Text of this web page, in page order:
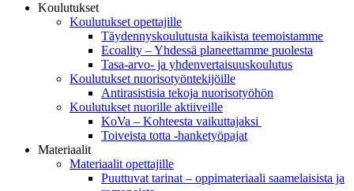
Koulutukset
Koulutukset opettajille
Täydennys­koulutusta kaikista teemois­tamme
Ecoality – Yhdessä planeettamme puolesta
Tasa-arvo- ja yhdenvertaisuuskoulutus
Koulutukset nuorisotyöntekijöille
Antirasistisia tekoja nuorisotyöhön
Koulutukset nuorille aktiiveille
KoVa – Kohteesta vaikuttajaksi
Toiveista totta -hanketyöpajat
Materiaalit
Materiaalit opettajille
Puuttuvat tarinat – oppi­materiaali saamelaisista ja